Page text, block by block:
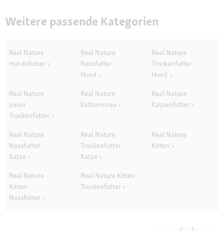
Weitere passende Kategorien
Real Nature
Hundefutter
Real Nature
Nassfutter
Hund
Real Nature
Trockenfutter
Hund
Real Nature
Junior
Trockenfutter
Real Nature
Katzenstreu
Real Nature
Katzenfutter
Real Nature
Nassfutter
Katze
Real Nature
Trockenfutter
Katze
Real Nature
Kitten
Real Nature
Kitten
Nassfutter
Real Nature Kitten
Trockenfutter